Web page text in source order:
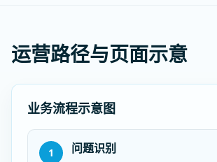
运营路径与页面示意
业务流程示意图
1 问题识别